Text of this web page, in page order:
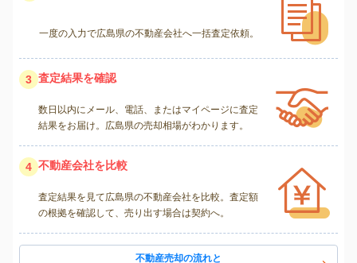
一度の入力で広島県の不動産会社へ一括査定依頼。
3 査定結果を確認
数日以内にメール、電話、またはマイページに査定
結果をお届け。広島県の売却相場がわかります。
4 不動産会社を比較
査定結果を見て広島県の不動産会社を比較。査定額
の根拠を確認して、売り出す場合は契約へ。
不動産売却の流れと